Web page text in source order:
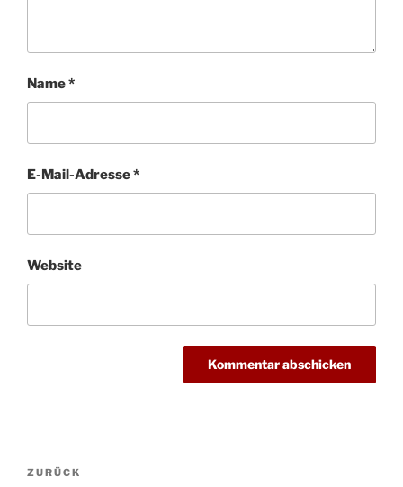
Name*
E-Mail-Adresse*
Website
Beitragsnavigation
Vorheriger
ZURÜCK